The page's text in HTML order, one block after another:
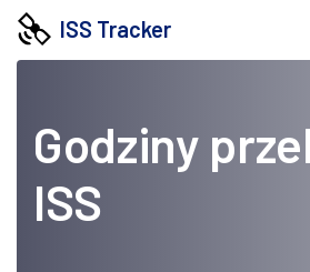
ISS Tracker
Godziny
ISS